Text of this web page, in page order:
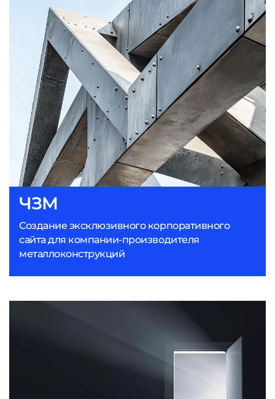
ЧЗМ
Создание эксклюзивного корпоративного
сайта для компании-производителя
металлоконструкций